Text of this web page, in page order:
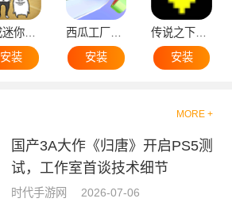
养成迷你大叔
安装
西瓜工厂大亨
安装
传说之下黄魂
安装
MORE +
国产3A大作《归唐》开启PS5测
试，工作室首谈技术细节
时代手游网 2026-07-06